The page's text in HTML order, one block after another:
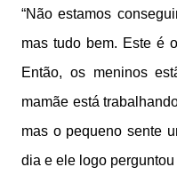
“Não estamos
mas tudo bem. Este é
Então, os meninos
mamãe está
mas o pequeno sente
dia e ele logo